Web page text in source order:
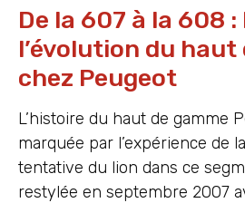
De la 607 à la 608
l’évolution du haut
chez Peugeot
L’histoire du haut de gamme
marquée par l’expérience de
tentative du lion dans ce
restylée en septembre 2007